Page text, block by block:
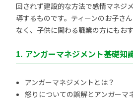
回されず建設的な方法で感情マネジ
導するものです。ティーンのお子さ
なく、子供に関わる職業の方にもお
1. アンガーマネジメント基礎知
アンガーマネジメントとは？
怒りについての誤解とアンガーマ